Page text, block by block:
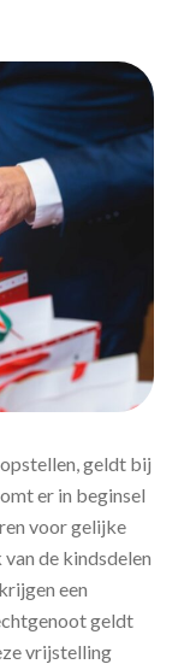
geldt bij
er in beginsel
voor gelijke
de kindsdelen
een
geldt
vrijstelling